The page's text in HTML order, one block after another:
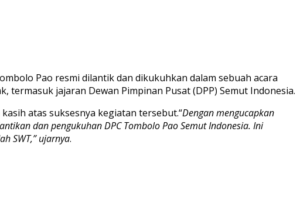
Pao resmi dilantik dan dikukuhkan dalam sebuah acara
jajaran Dewan Pimpinan Pusat (DPP) Semut Indonesia.
atas suksesnya kegiatan tersebut.“Dengan mengucapkan
dan pengukuhan DPC Tombolo Pao Semut Indonesia. Ini
SWT,” ujarnya.